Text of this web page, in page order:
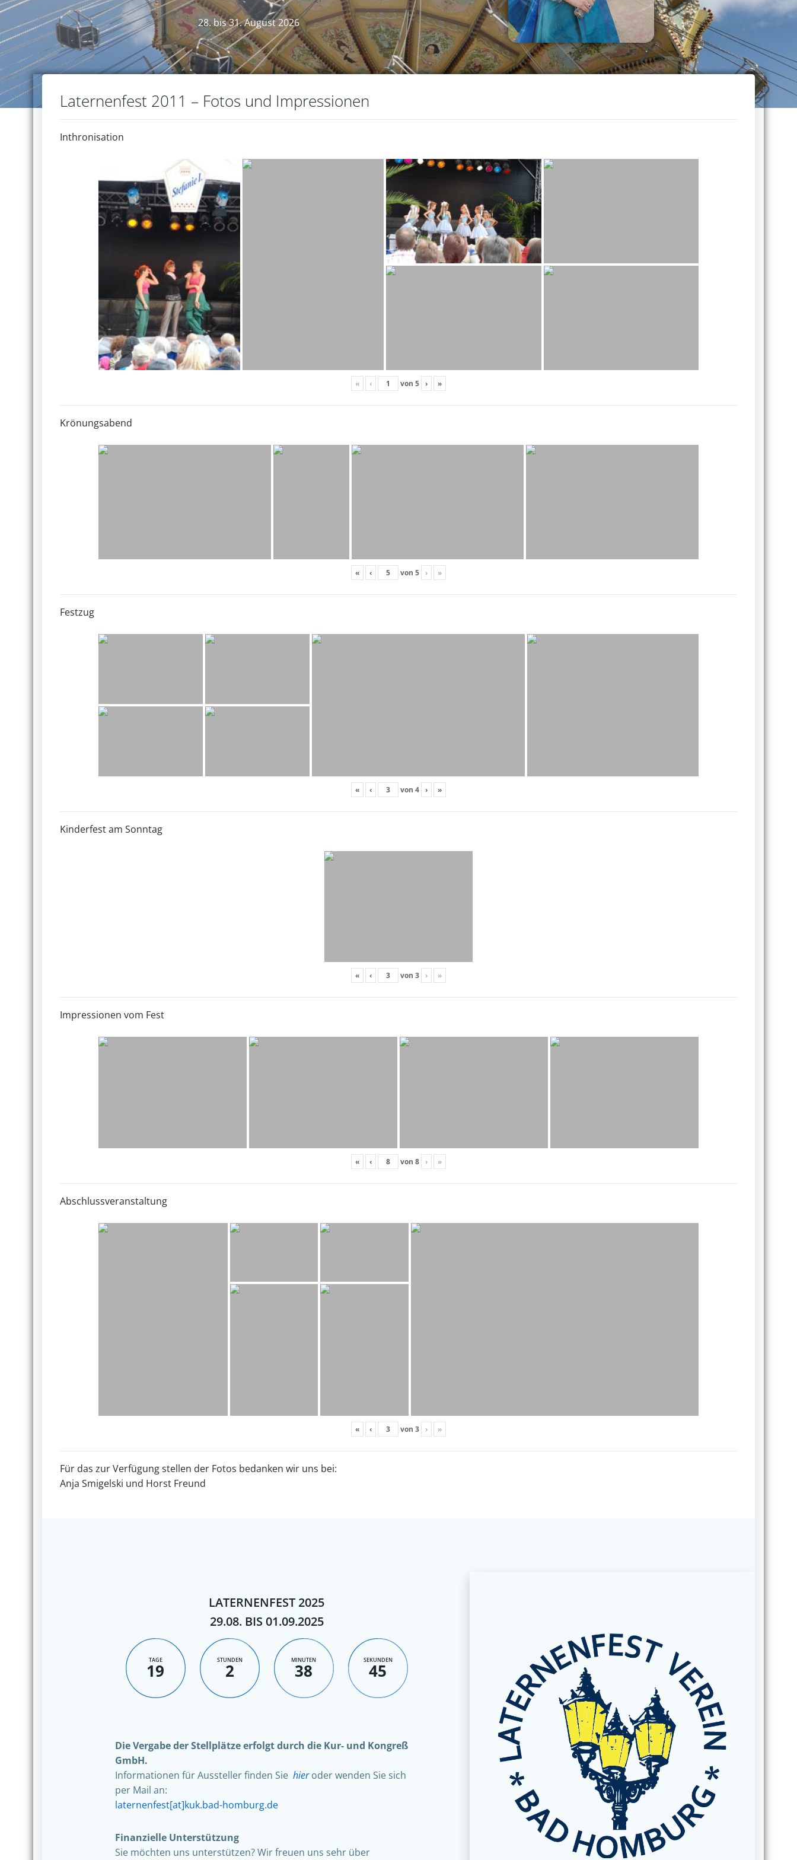
28. bis 31. August 2026
Laternenfest 2011 – Fotos und Impressionen
Inthronisation
« ‹ von 5 › »
Krönungsabend
« ‹ von 5 › »
Festzug
« ‹ von 4 › »
Kinderfest am Sonntag
« ‹ von 3 › »
Impressionen vom Fest
« ‹ von 8 › »
Abschlussveranstaltung
« ‹ von 3 › »
Für das zur Verfügung stellen der Fotos bedanken wir uns bei:
Anja Smigelski und Horst Freund
LATERNENFEST 2025
29.08. BIS 01.09.2025
TAGE
19
STUNDEN
2
MINUTEN
38
SEKUNDEN
44
Die Vergabe der Stellplätze erfolgt durch die Kur- und Kongreß
GmbH.
Informationen für Aussteller finden Sie hieroder wenden Sie sich
per Mail an:
laternenfest[at]kuk.bad-homburg.de
Finanzielle Unterstützung
Sie möchten uns unterstützen? Wir freuen uns sehr über